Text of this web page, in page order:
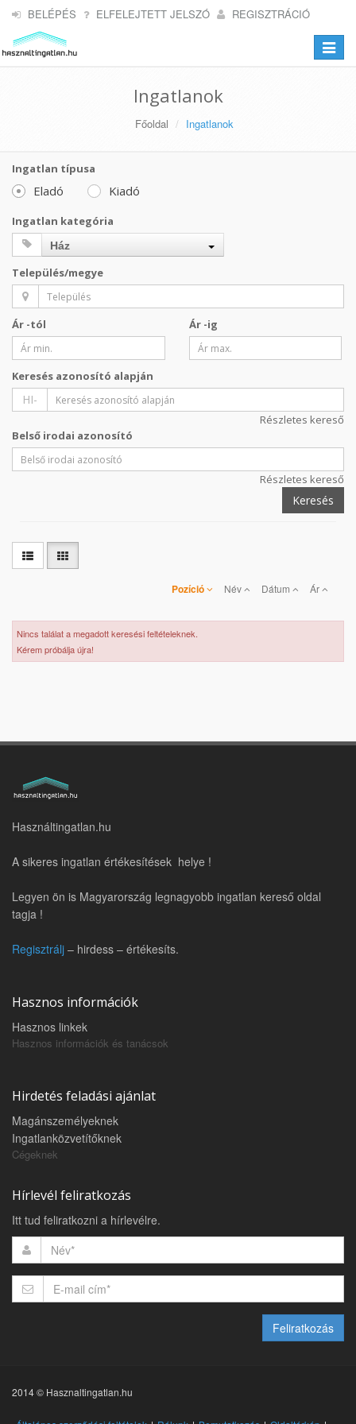
BELÉPÉS ELFELEJTETT JELSZÓ REGISZTRÁCIÓ
Toggle
Ingatlanok
Főoldal Ingatlanok
Ingatlan típusa
Eladó Kiadó
Ingatlan kategória
Ház
Település/megye
Ár -tól Ár -ig
Keresés azonosító alapján
HI-
Részletes kereső
Belső irodai azonosító
Részletes kereső
Keresés
Pozíció Név Dátum Ár
Nincs találat a megadott keresési feltételeknek.
Kérem próbálja újra!
Használtingatlan.hu
A sikeres ingatlan értékesítések helye !
Legyen ön is Magyarország legnagyobb ingatlan kereső oldal
tagja !
Regisztrálj – hirdess – értékesíts.
Hasznos információk
Hasznos linkek
Hasznos információk és tanácsok
Hirdetés feladási ajánlat
Magánszemélyeknek
Ingatlanközvetítőknek
Cégeknek
Hírlevél feliratkozás
Itt tud feliratkozni a hírlevélre.
Feliratkozás
2014 © Hasznaltingatlan.hu